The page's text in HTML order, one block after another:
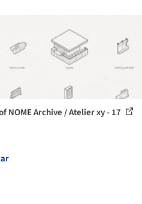
NOME Archive / Atelier xy - 17